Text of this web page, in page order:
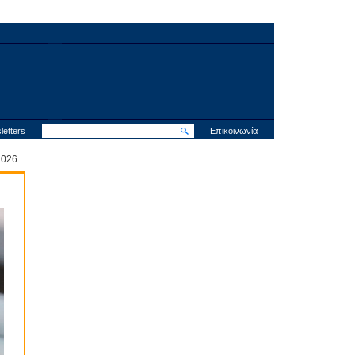
Επικοινωνία